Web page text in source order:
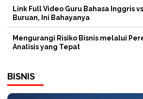
Link Full Video Guru Bahasa Inggris
Buruan, Ini Bahayanya
Mengurangi Risiko Bisnis melalui
Analisis yang Tepat
BISNIS